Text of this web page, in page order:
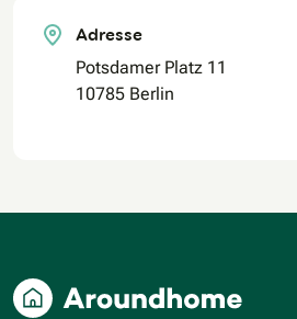
Adresse
Potsdamer Platz 11
10785 Berlin